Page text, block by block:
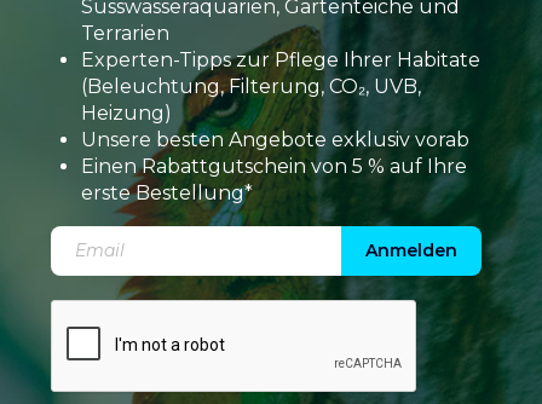
Süsswasseraquarien, Gartenteiche und
Terrarien
Experten-Tipps zur Pflege Ihrer Habitate
(Beleuchtung, Filterung, CO₂, UVB,
Heizung)
Unsere besten Angebote exklusiv vorab
Einen Rabattgutschein von 5 % auf Ihre
erste Bestellung*
Anmelden